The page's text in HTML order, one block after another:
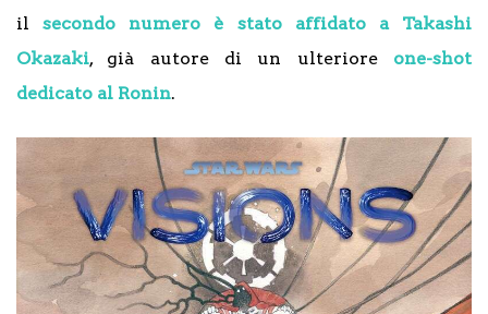
ilsecondo numero è stato affidato a Takashi
Okazaki, già autore di un ulteriore one-shot
dedicato al Ronin.